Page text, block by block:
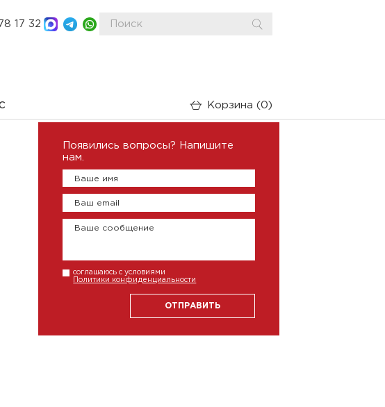
17 32
Корзина 0
Появились вопросы? Напишите
нам.
Ваше имя
Ваш email
Ваше сообщение
соглашаюсь с условиями
Политики конфиденциальности
ОТПРАВИТЬ